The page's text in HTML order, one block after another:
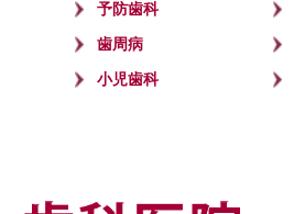
予防歯科
歯周病
小児歯科